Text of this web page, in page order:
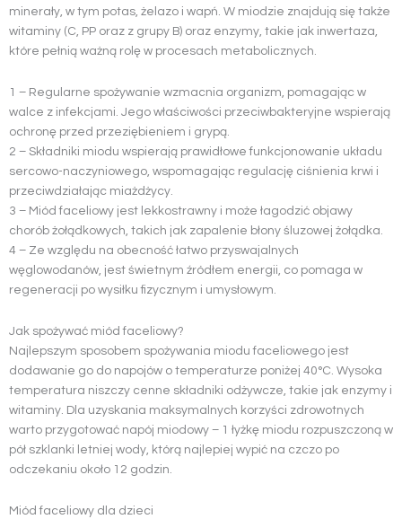
minerały, w tym potas, żelazo i wapń. W miodzie znajdują się także
witaminy (C, PP oraz z grupy B) oraz enzymy, takie jak inwertaza,
które pełnią ważną rolę w procesach metabolicznych.
1 – Regularne spożywanie wzmacnia organizm, pomagając w
walce z infekcjami. Jego właściwości przeciwbakteryjne wspierają
ochronę przed przeziębieniem i grypą.
2 – Składniki miodu wspierają prawidłowe funkcjonowanie układu
sercowo-naczyniowego, wspomagając regulację ciśnienia krwi i
przeciwdziałając miażdżycy.
3 – Miód faceliowy jest lekkostrawny i może łagodzić objawy
chorób żołądkowych, takich jak zapalenie błony śluzowej żołądka.
4 – Ze względu na obecność łatwo przyswajalnych
węglowodanów, jest świetnym źródłem energii, co pomaga w
regeneracji po wysiłku fizycznym i umysłowym.
Jak spożywać miód faceliowy?
Najlepszym sposobem spożywania miodu faceliowego jest
dodawanie go do napojów o temperaturze poniżej 40°C. Wysoka
temperatura niszczy cenne składniki odżywcze, takie jak enzymy i
witaminy. Dla uzyskania maksymalnych korzyści zdrowotnych
warto przygotować napój miodowy – 1 łyżkę miodu rozpuszczoną w
pół szklanki letniej wody, którą najlepiej wypić na czczo po
odczekaniu około 12 godzin.
Miód faceliowy dla dzieci